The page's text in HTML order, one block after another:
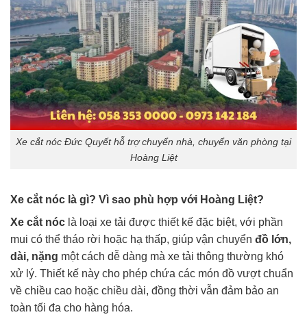
Xe cắt nóc Đức Quyết hỗ trợ chuyển nhà, chuyển văn phòng tại
Hoàng Liệt
Xe cắt nóc là gì? Vì sao phù hợp với Hoàng Liệt?
Xe cắt nóc là loại xe tải được thiết kế đặc biệt, với phần
mui có thể tháo rời hoặc hạ thấp, giúp vận chuyển đồ lớn,
dài, nặng một cách dễ dàng mà xe tải thông thường khó
xử lý. Thiết kế này cho phép chứa các món đồ vượt chuẩn
về chiều cao hoặc chiều dài, đồng thời vẫn đảm bảo an
toàn tối đa cho hàng hóa.